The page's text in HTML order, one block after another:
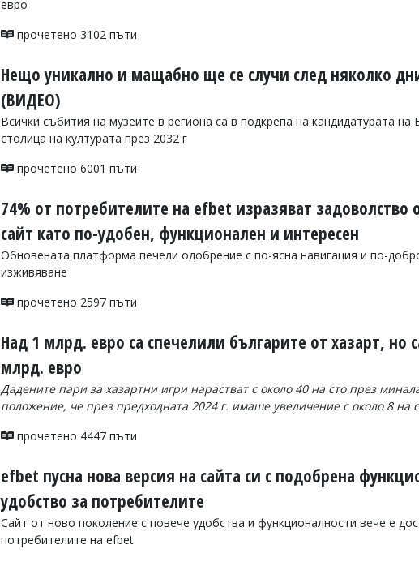
евро
прочетено 3102 пъти
Нещо уникално и мащабно ще се случи след няколко
(ВИДЕО)
Всички събития на музеите в региона са в подкрепа на кандидатурата на
столица на културата през 2032 г
прочетено 6001 пъти
74% от потребителите на efbet изразяват задоволство
сайт като по-удобен, функционален и интересен
Обновената платформа печели одобрение с по-ясна навигация и по-
изживяване
прочетено 2597 пъти
Над 1 млрд. евро са спечелили българите от хазарт, но
млрд. евро
Дадените пари за хазартни игри нарастват с около 40 на сто през
положение, че през предходната 2024 г. имаше увеличение с около 8 на
прочетено 4447 пъти
efbet пусна нова версия на сайта си с подобрена
удобство за потребителите
Сайт от ново поколение с повече удобства и функционалности вече е
потребителите на efbet